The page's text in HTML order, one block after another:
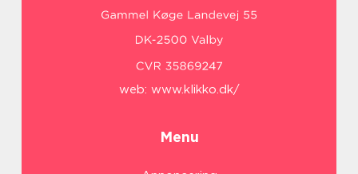
web: www.klikko.dk/
Menu